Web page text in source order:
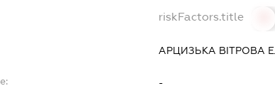
riskFactors.title
АРЦИЗЬКА ВІТРОВА
-